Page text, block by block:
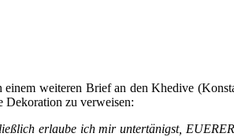
einem weiteren Brief an den Khedive
Dekoration zu verweisen:
erlaube ich mir untertänigst,